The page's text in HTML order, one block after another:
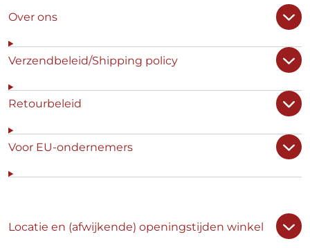
Over ons
Verzendbeleid/Shipping policy
Retourbeleid
Voor EU-ondernemers
Locatie en (afwijkende) openingstijden winkel